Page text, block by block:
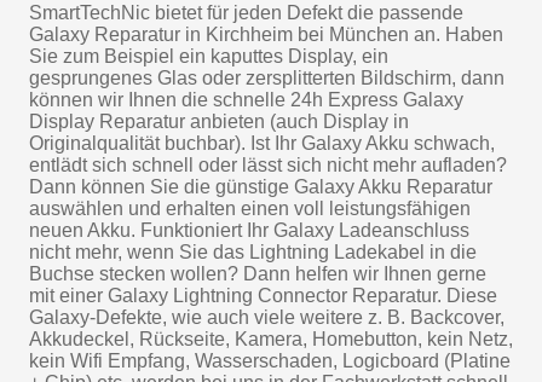
SmartTechNic bietet für jeden Defekt die passende
Galaxy Reparatur in Kirchheim bei München an. Haben
Sie zum Beispiel ein kaputtes Display, ein
gesprungenes Glas oder zersplitterten Bildschirm, dann
können wir Ihnen die schnelle 24h Express Galaxy
Display Reparatur anbieten (auch Display in
Originalqualität buchbar). Ist Ihr Galaxy Akku schwach,
entlädt sich schnell oder lässt sich nicht mehr aufladen?
Dann können Sie die günstige Galaxy Akku Reparatur
auswählen und erhalten einen voll leistungsfähigen
neuen Akku. Funktioniert Ihr Galaxy Ladeanschluss
nicht mehr, wenn Sie das Lightning Ladekabel in die
Buchse stecken wollen? Dann helfen wir Ihnen gerne
mit einer Galaxy Lightning Connector Reparatur. Diese
Galaxy-Defekte, wie auch viele weitere z. B. Backcover,
Akkudeckel, Rückseite, Kamera, Homebutton, kein Netz,
kein Wifi Empfang, Wasserschaden, Logicboard (Platine